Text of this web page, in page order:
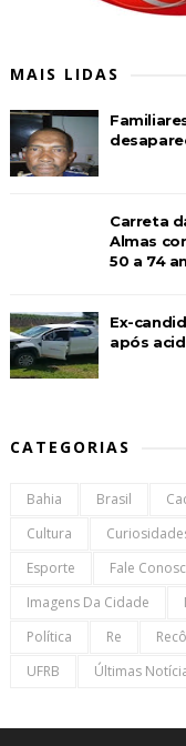
MAIS LIDAS
Carreta
Almas
50 a 74
Ex-
após
CATEGORIAS
Bahia Brasil
Cultura
Esporte
Fale
Imagens Da Cidade
Política
Re
UFRB
Últimas